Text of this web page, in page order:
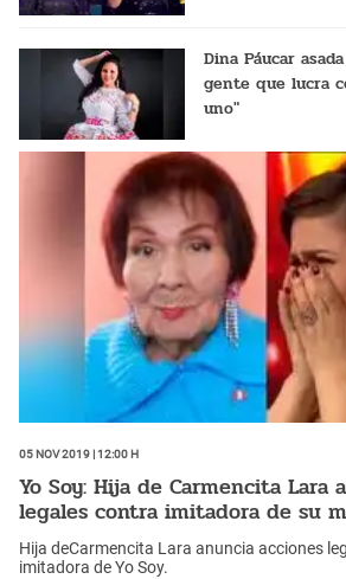
Dina Páucar
gente que lucra
uno"
05 Nov 2019 | 12:00 h
Yo Soy: Hija de Carmencita Lara
legales contra imitadora de su
Hija deCarmencita Lara anuncia acciones
imitadora de Yo Soy.